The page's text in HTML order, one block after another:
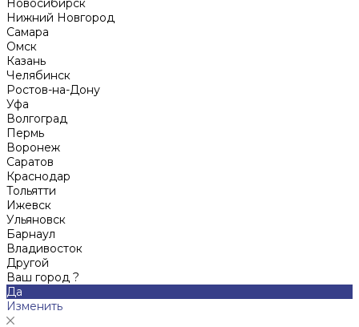
Новосибирск
Нижний Новгород
Cамара
Омск
Казань
Челябинск
Ростов-на-Дону
Уфа
Волгоград
Пермь
Воронеж
Саратов
Краснодар
Тольятти
Ижевск
Ульяновск
Барнаул
Владивосток
Другой
Ваш город ?
Да
Изменить